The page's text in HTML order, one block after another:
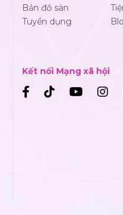
Bản đồ sàn
Tuyển dụng
Kết nối Mạng xã hội